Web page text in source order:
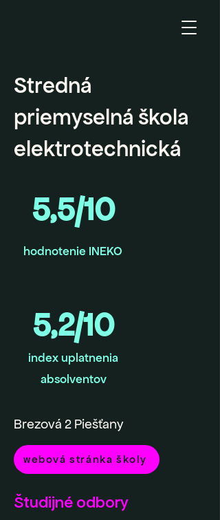
Stredná
priemyselná škola
elektrotechnická
5,5/10
hodnotenie INEKO
5,2/10
index uplatnenia
absolventov
Brezová 2 Piešťany
webová stránka školy
Študijné odbory